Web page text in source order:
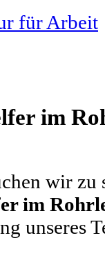
für Arbeit
im
wir zu
im
unseres